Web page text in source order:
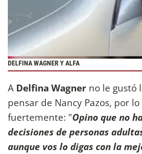
DELFINA WAGNER Y ALFA
A Delfina Wagner no le gustó
pensar de Nancy Pazos, por
fuertemente: "Opino que no
decisiones de personas
aunque vos lo digas con la